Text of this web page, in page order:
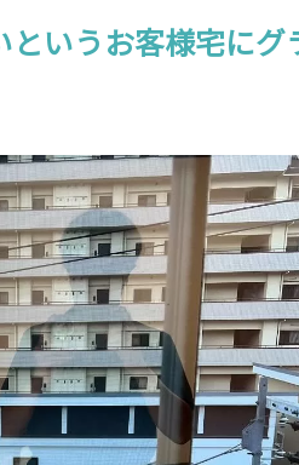
いうお客様宅にグ